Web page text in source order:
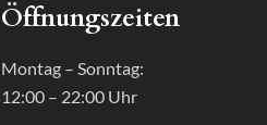
Öffnungszeiten
Montag – Sonntag:
12:00 – 22:00 Uhr